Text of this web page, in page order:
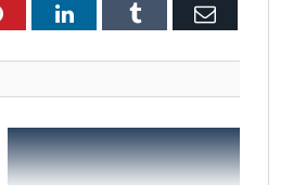
PinterestLinkedInTumblr Email